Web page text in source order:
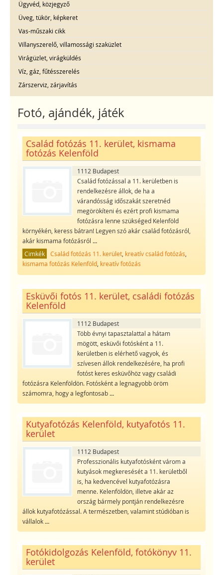
Ügyvéd, közjegyző
Üveg, tükör, képkeret
Vas-műszaki cikk
Villanyszerelő, villamossági szaküzlet
Virágüzlet, virágküldés
Víz, gáz, fűtésszerelés
Zárszerviz, zárjavítás
Fotó, ajándék, játék
Család fotózás 11. kerület, kismama
fotózás Kelenföld
1112 Budapest
Család fotózással a 11. kerületben is
rendelkezésre állok, de ha a
várandósság időszakát szeretnéd
megörökíteni és ezért profi kismama
fotózásra lenne szükséged Kelenföld
környékén, keress bátran! Legyen szó akár család fotózásról,
akár kismama fotózásról ...
Cimkék Család fotózás 11. kerület, kreatív család fotózás
kismama fotózás Kelenföld, kreatív fotózás
Esküvői fotós 11. kerület, családi fotózás
Kelenföld
1112 Budapest
Több évnyi tapasztalattal a hátam
mögött, esküvői fotósként a 11.
kerületben is elérhető vagyok, és
szívesen állok rendelkezésére, ha profi
fotóst keres esküvőhöz vagy családi
fotózásra Kelenföldön. Fotósként a legnagyobb öröm
számomra, hogy a legfontosab...
Kutyafotózás Kelenföld, kutyafotós 11.
kerület
1112 Budapest
Professzionális kutyafotósként várom a
kutyások megkeresését a 11. kerületből
is, ha kedvencével kutyafotózásra
menne. Kelenföldön, illetve akár az
ország bármely pontján rendelkezésre
állok kutyafotózással. A természetben, valamint stúdióban is
vállalok...
Fotókidolgozás Kelenföld, fotókönyv 11.
kerület